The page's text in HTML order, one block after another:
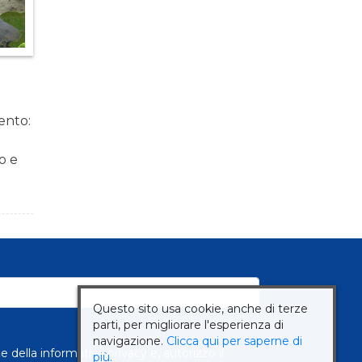
e
ed
della informativa privacy
Questo sito usa cookie, anche di terze
parti, per migliorare l'esperienza di
navigazione. Clicca qui per saperne di
più.